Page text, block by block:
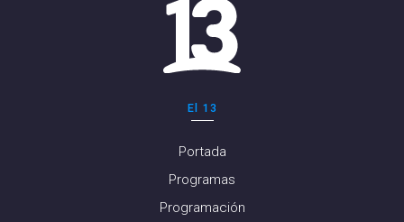
El 13
Portada
Programas
Programación